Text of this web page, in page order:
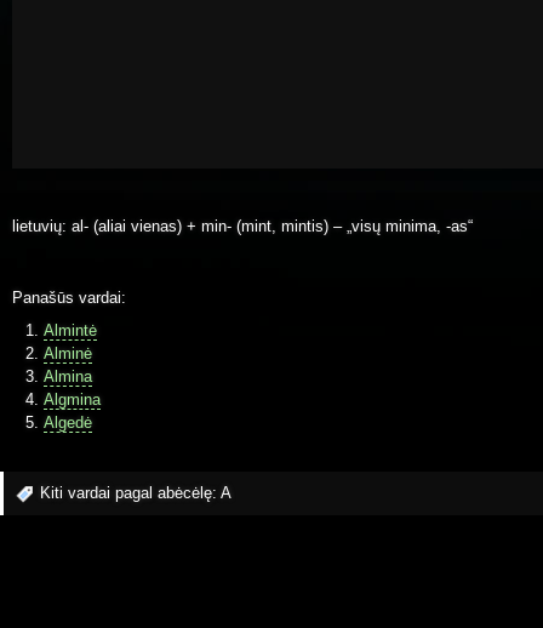
lietuvių: al- (aliai vienas) + min- (mint, mintis) – „visų minima, -as“
Panašūs vardai:
Almintė
Alminė
Almina
Algmina
Algedė
Kiti vardai pagal abėcėlę: A